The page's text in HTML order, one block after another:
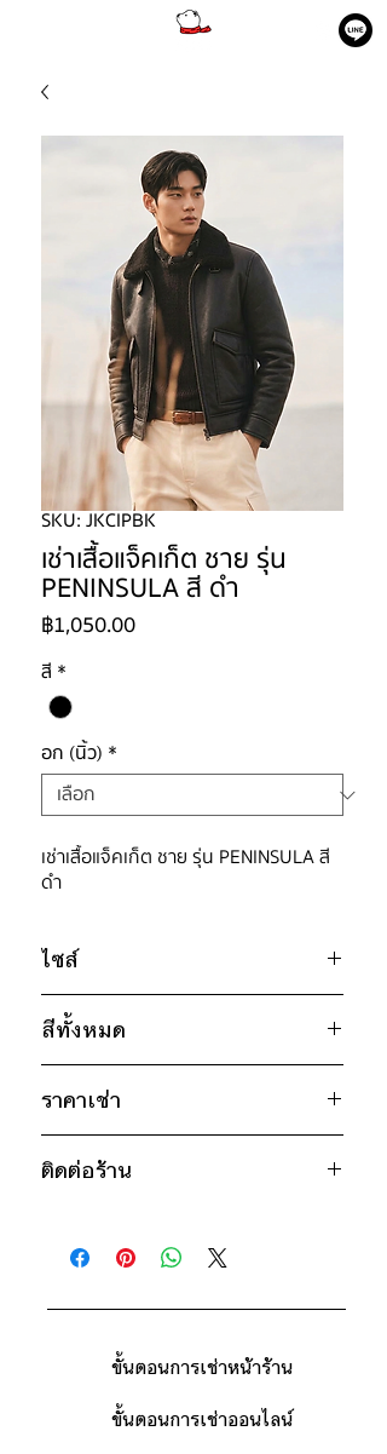
SKU: JKCIPBK
เช่าเสื้อแจ็คเก็ต ชาย รุ่น
PENINSULA สี ดำ
฿1,050.00ราคา
สี *
อก (นิ้ว) *
เช่าเสื้อแจ็คเก็ต ชาย รุ่น PENINSULA สี
ดำ
ไซส์
ไซส์ : 5XL
อก 50" / เอว 48" / สะโพก 48" /
ไหล่กว้าง 19" / วงแขน 22" / ยาว
27"
สีทั้งหมด
น้ำตาล
ราคาเช่า
วันคืน)
ติดต่อร้านเพื่อสอบถามราคา
ติดต่อร้าน
ดูแผนที่ร้าน
ขั้นตอนการเช่าหน้าร้าน
ขั้นตอนการเช่าออนไลน์